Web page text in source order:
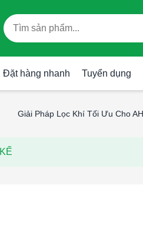
Đặt hàng nhanh Tuyển dụng
Giải Pháp Lọc Khí Tối Ưu Cho